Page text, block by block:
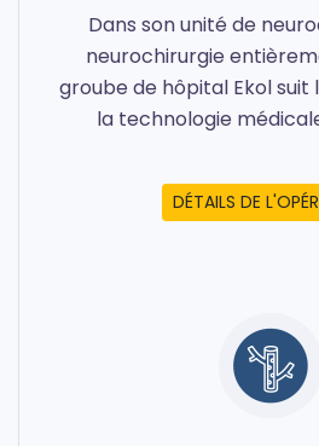
Dans son unité de
neurochirurgie
groube de hôpital Ekol suit
la technologie
DÉTAILS DE